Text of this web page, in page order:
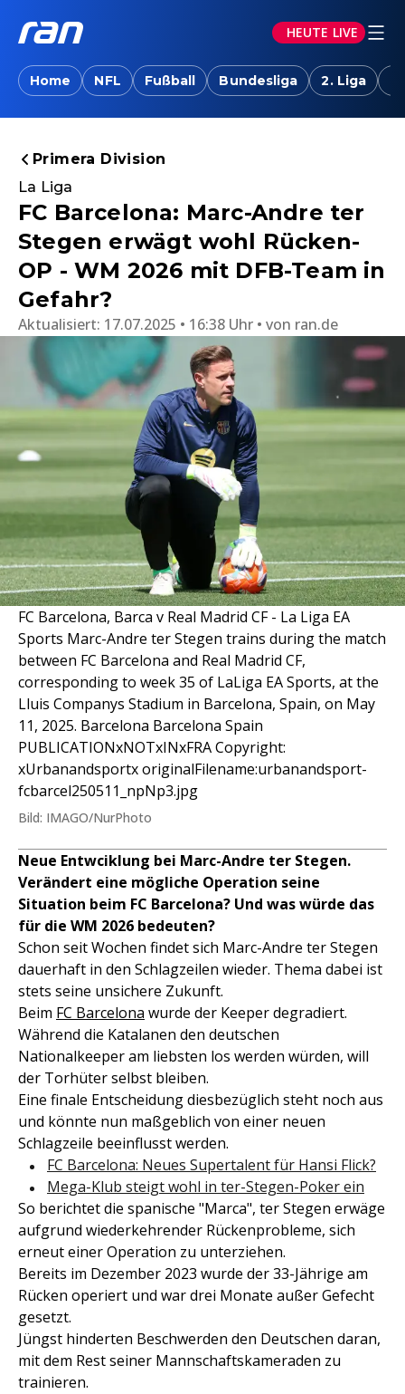
HEUTE LIVE
Home NFL Fußball Bundesliga 2. Liga
Primera Division
La Liga
FC Barcelona: Marc-Andre ter
Stegen erwägt wohl Rücken-
OP - WM 2026 mit DFB-Team in
Gefahr?
Aktualisiert: 17.07.2025 • 16:38 Uhr von ran.de
FC Barcelona, Barca v Real Madrid CF - La Liga EA
Sports Marc-Andre ter Stegen trains during the match
between FC Barcelona and Real Madrid CF,
corresponding to week 35 of LaLiga EA Sports, at the
Lluis Companys Stadium in Barcelona, Spain, on May
11, 2025. Barcelona Barcelona Spain
PUBLICATIONxNOTxINxFRA Copyright:
xUrbanandsportx originalFilename:urbanandsport-
fcbarcel250511_npNp3.jpg
Bild: IMAGO/NurPhoto
Neue Entwciklung bei Marc-Andre ter Stegen.
Verändert eine mögliche Operation seine
Situation beim FC Barcelona? Und was würde das
für die WM 2026 bedeuten?
Schon seit Wochen findet sich Marc-Andre ter Stegen
dauerhaft in den Schlagzeilen wieder. Thema dabei ist
stets seine unsichere Zukunft.
Beim FC Barcelona wurde der Keeper degradiert.
Während die Katalanen den deutschen
Nationalkeeper am liebsten los werden würden, will
der Torhüter selbst bleiben.
Eine finale Entscheidung diesbezüglich steht noch aus
und könnte nun maßgeblich von einer neuen
Schlagzeile beeinflusst werden.
FC Barcelona: Neues Supertalent für Hansi Flick?
Mega-Klub steigt wohl in ter-Stegen-Poker ein
So berichtet die spanische "Marca", ter Stegen erwäge
aufgrund wiederkehrender Rückenprobleme, sich
erneut einer Operation zu unterziehen.
Bereits im Dezember 2023 wurde der 33-Jährige am
Rücken operiert und war drei Monate außer Gefecht
gesetzt.
Jüngst hinderten Beschwerden den Deutschen daran,
mit dem Rest seiner Mannschaftskameraden zu
trainieren.